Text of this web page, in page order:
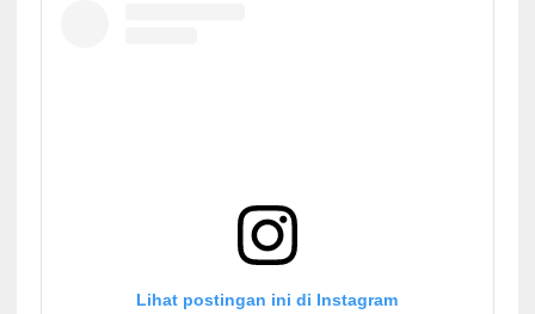
Lihat postingan ini di Instagram